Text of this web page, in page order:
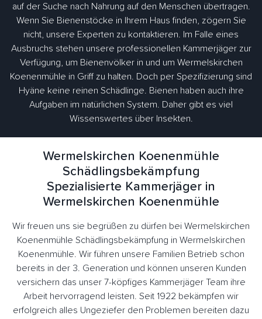
auf der Suche nach Nahrung auf den Menschen übertragen.
Wenn Sie Bienenstöcke in Ihrem Haus finden, zögern Sie
nicht, unsere Experten zu kontaktieren. Im Falle eines
Ausbruchs stehen unsere professionellen Kammerjäger zur
Verfügung, um Bienenvölker in und um Wermelskirchen
Koenenmühle in Griff zu halten. Doch per Spezifizierung sind
Hyäne keine reinen Schädlinge. Bienen haben auch ihre
Aufgaben im natürlichen System. Daher gibt es viel
Wissenswertes über Insekten.
Wermelskirchen Koenenmühle
Schädlingsbekämpfung
Spezialisierte Kammerjäger in
Wermelskirchen Koenenmühle
Wir freuen uns sie begrüßen zu dürfen bei Wermelskirchen
Koenenmühle Schädlingsbekämpfung in Wermelskirchen
Koenenmühle. Wir führen unsere Familien Betrieb schon
bereits in der 3. Generation und können unseren Kunden
versichern das unser 7-köpfiges Kammerjäger Team ihre
Arbeit hervorragend leisten. Seit 1922 bekämpfen wir
erfolgreich alles Ungeziefer den Problemen bereiten dazu